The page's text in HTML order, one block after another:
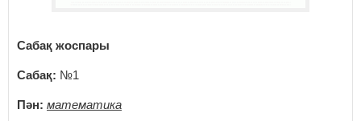
Сабақ жоспары
Сабақ: №1
Пән: математика